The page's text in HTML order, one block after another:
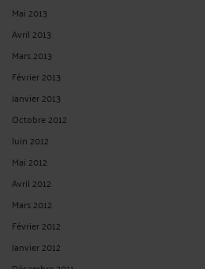
Mai 2013
Avril 2013
Mars 2013
Février 2013
Janvier 2013
Octobre 2012
Juin 2012
Mai 2012
Avril 2012
Mars 2012
Février 2012
Janvier 2012